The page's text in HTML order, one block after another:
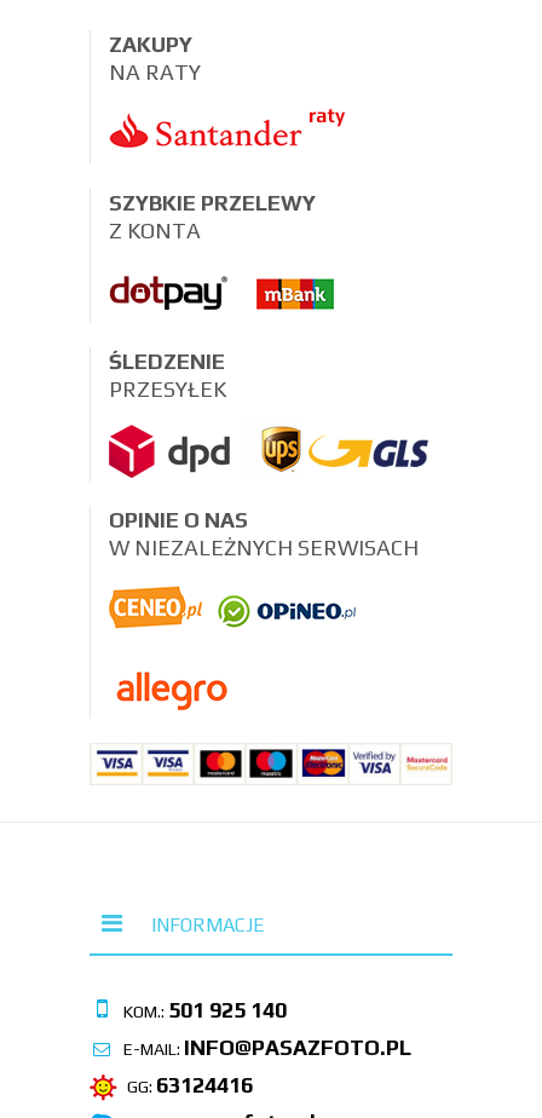
ZAKUPY
NA RATY
SZYBKIE PRZELEWY
Z KONTA
ŚLEDZENIE
PRZESYŁEK
OPINIE O NAS
W NIEZALEŻNYCH SERWISACH
INFORMACJE
KOM.: 501 925 140
E-MAIL: INFO@PASAZFOTO.PL
GG: 63124416